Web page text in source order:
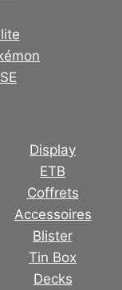
Display
ETB
Coffrets
Accessoires
Blister
Tin Box
Decks